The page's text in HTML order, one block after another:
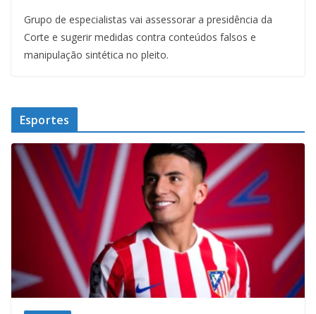
Grupo de especialistas vai assessorar a presidência da
Corte e sugerir medidas contra conteúdos falsos e
manipulação sintética no pleito.
Esportes